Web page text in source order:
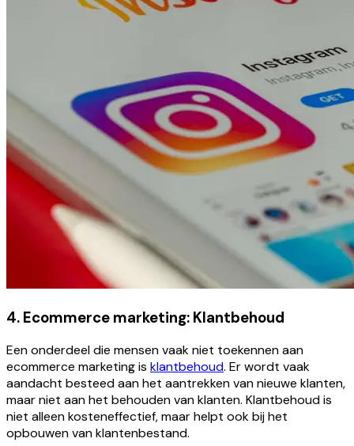
4. Ecommerce marketing: Klantbehoud
Een onderdeel die mensen vaak niet toekennen aan
ecommerce marketing is klantbehoud. Er wordt vaak
aandacht besteed aan het aantrekken van nieuwe klanten,
maar niet aan het behouden van klanten. Klantbehoud is
niet alleen kosteneffectief, maar helpt ook bij het
opbouwen van klantenbestand.